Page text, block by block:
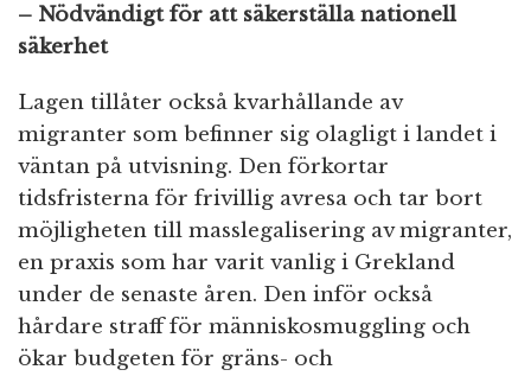
– Nödvändigt för att säkerställa nationell
säkerhet
Lagen tillåter också kvarhållande av
migranter som befinner sig olagligt i landet i
väntan på utvisning. Den förkortar
tidsfristerna för frivillig avresa och tar bort
möjligheten till masslegalisering av migranter,
en praxis som har varit vanlig i Grekland
under de senaste åren. Den inför också
hårdare straff för människosmuggling och
ökar budgeten för gräns- och